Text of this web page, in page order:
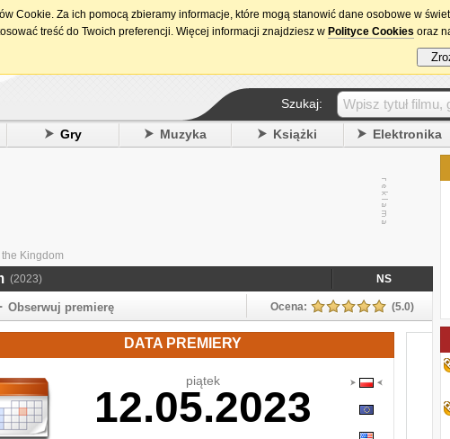
15. urodziny DataPremiery.pl
Szukaj:
Gry Muzyka Książki Elektronika
Kingdom
(2023) NS
Obserwuj premierę Ocena: (5.0)
DATA PREMIERY
piątek
12.05.2023
Cookie. Za ich pomocą zbieramy informacje, które mogą stanowić dane osobowe w
treść do Twoich preferencji. Więcej informacji znajdziesz w Polityce Cookies oraz